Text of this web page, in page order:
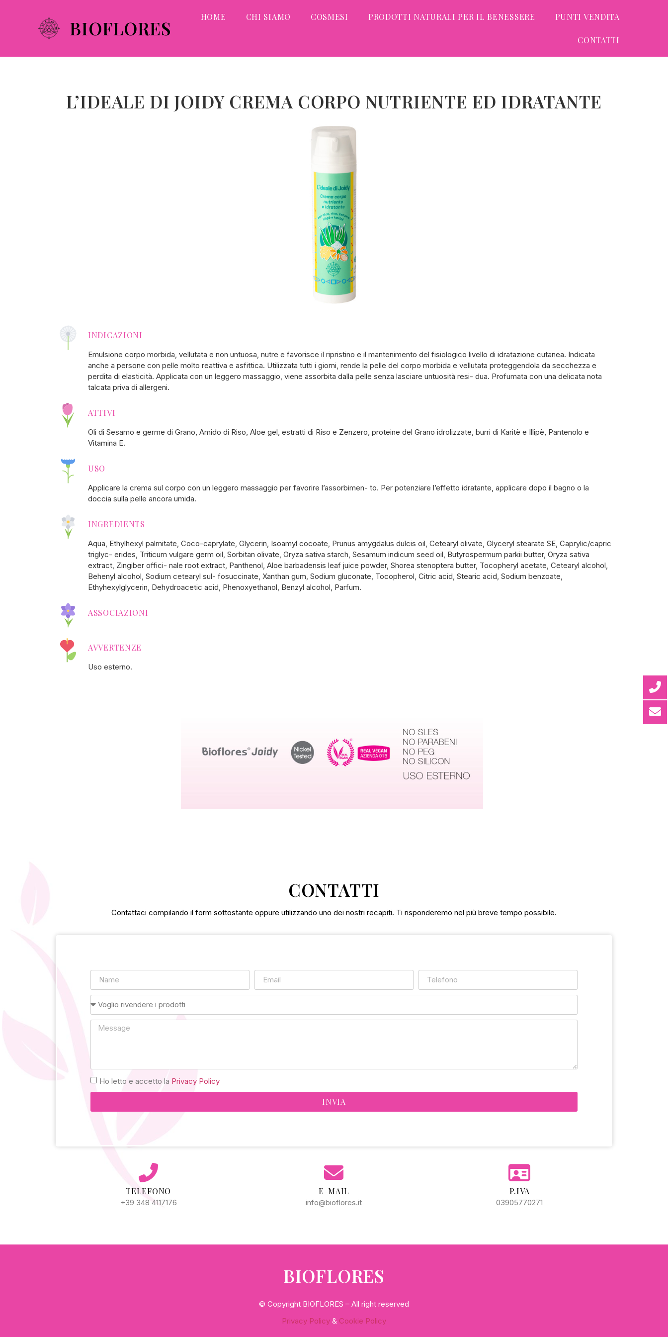
BIOFLORES HOME CHI SIAMO COSMESI PRODOTTI NATURALI PER IL BENESSERE PUNTI VENDITA
CONTATTI
L’IDEALE DI JOIDY CREMA CORPO NUTRIENTE ED IDRATANTE
INDICAZIONI
Emulsione corpo morbida, vellutata e non untuosa, nutre e favorisce il ripristino e il mantenimento del fisiologico livello di idratazione cutanea. Indicata
anche a persone con pelle molto reattiva e asfittica. Utilizzata tutti i giorni, rende la pelle del corpo morbida e vellutata proteggendola da secchezza e
perdita di elasticità. Applicata con un leggero massaggio, viene assorbita dalla pelle senza lasciare untuosità resi- dua. Profumata con una delicata nota
talcata priva di allergeni.
ATTIVI
Oli di Sesamo e germe di Grano, Amido di Riso, Aloe gel, estratti di Riso e Zenzero, proteine del Grano idrolizzate, burri di Karitè e Illipè, Pantenolo e
Vitamina E.
USO
Applicare la crema sul corpo con un leggero massaggio per favorire l’assorbimen- to. Per potenziare l’effetto idratante, applicare dopo il bagno o la
doccia sulla pelle ancora umida.
INGREDIENTS
Aqua, Ethylhexyl palmitate, Coco-caprylate, Glycerin, Isoamyl cocoate, Prunus amygdalus dulcis oil, Cetearyl olivate, Glyceryl stearate SE, Caprylic/capric
triglyc- erides, Triticum vulgare germ oil, Sorbitan olivate, Oryza sativa starch, Sesamum indicum seed oil, Butyrospermum parkii butter, Oryza sativa
extract, Zingiber offici- nale root extract, Panthenol, Aloe barbadensis leaf juice powder, Shorea stenoptera butter, Tocopheryl acetate, Cetearyl alcohol,
Behenyl alcohol, Sodium cetearyl sul- fosuccinate, Xanthan gum, Sodium gluconate, Tocopherol, Citric acid, Stearic acid, Sodium benzoate,
Ethyhexylglycerin, Dehydroacetic acid, Phenoxyethanol, Benzyl alcohol, Parfum.
ASSOCIAZIONI
AVVERTENZE
Uso esterno.
CONTATTI
Contattaci compilando il form sottostante oppure utilizzando uno dei nostri recapiti. Ti risponderemo nel più breve tempo possibile.
Ho letto e accetto la Privacy Policy
INVIA
TELEFONO
+39 348 4117176
E-MAIL
info@bioflores.it
P.IVA
03905770271
BIOFLORES
© Copyright BIOFLORES – All right reserved
Privacy Policy & Cookie Policy